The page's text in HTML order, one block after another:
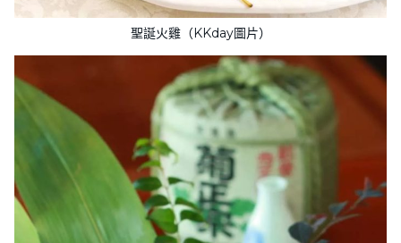
聖誕火雞（KKday圖片）